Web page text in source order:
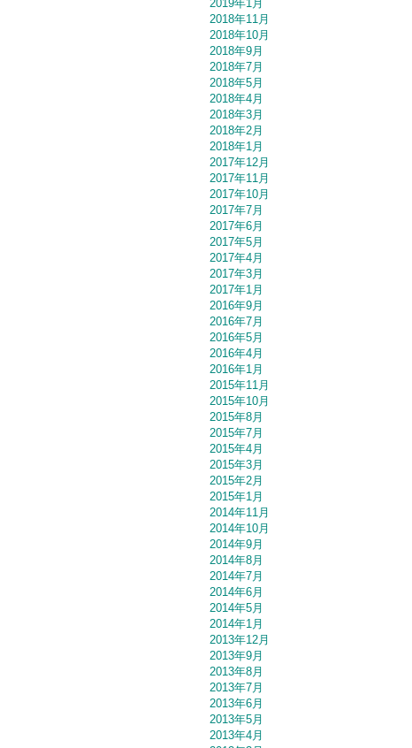
2019年1月
2018年11月
2018年10月
2018年9月
2018年7月
2018年5月
2018年4月
2018年3月
2018年2月
2018年1月
2017年12月
2017年11月
2017年10月
2017年7月
2017年6月
2017年5月
2017年4月
2017年3月
2017年1月
2016年9月
2016年7月
2016年5月
2016年4月
2016年1月
2015年11月
2015年10月
2015年8月
2015年7月
2015年4月
2015年3月
2015年2月
2015年1月
2014年11月
2014年10月
2014年9月
2014年8月
2014年7月
2014年6月
2014年5月
2014年1月
2013年12月
2013年9月
2013年8月
2013年7月
2013年6月
2013年5月
2013年4月